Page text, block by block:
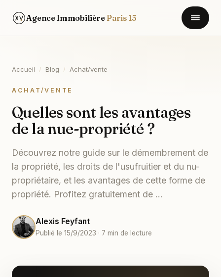
Agence Immobilière Paris 15
Accueil / Blog / Achat/vente
ACHAT/VENTE
Quelles sont les avantages
de la nue-propriété ?
Découvrez notre guide sur le démembrement de
la propriété, les droits de l'usufruitier et du nu-
propriétaire, et les avantages de cette forme de
propriété. Profitez gratuitement de ...
Alexis Feyfant
Publié le 15/9/2023 · 7 min de lecture